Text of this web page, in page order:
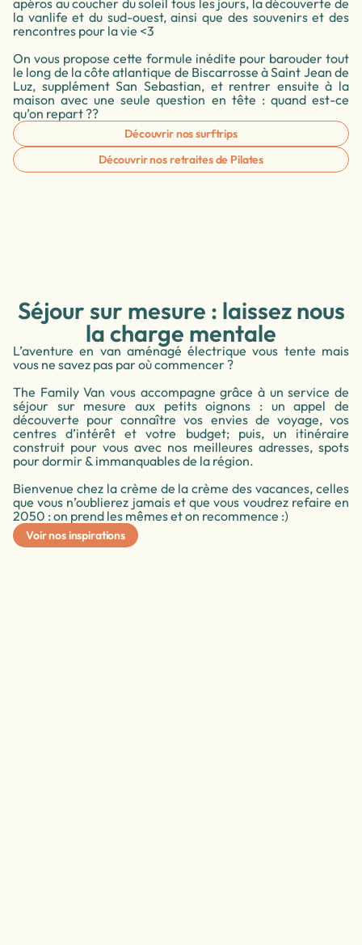
apéros au coucher du soleil tous les jours, la découverte de
la vanlife et du sud-ouest, ainsi que des souvenirs et des
rencontres pour la vie <3
On vous propose cette formule inédite pour barouder tout
le long de la côte atlantique de Biscarrosse à Saint Jean de
Luz, supplément San Sebastian, et rentrer ensuite à la
maison avec une seule question en tête : quand est-ce
qu’on repart ??
Découvrir nos surftrips
Découvrir nos retraites de Pilates
Séjour sur mesure : laissez nous
la charge mentale
L’aventure en van aménagé électrique vous tente mais
vous ne savez pas par où commencer ?
The Family Van vous accompagne grâce à un service de
séjour sur mesure aux petits oignons : un appel de
découverte pour connaître vos envies de voyage, vos
centres d’intérêt et votre budget; puis, un itinéraire
construit pour vous avec nos meilleures adresses, spots
pour dormir & immanquables de la région.
Bienvenue chez la crème de la crème des vacances, celles
que vous n’oublierez jamais et que vous voudrez refaire en
2050 : on prend les mêmes et on recommence :)
Voir nos inspirations